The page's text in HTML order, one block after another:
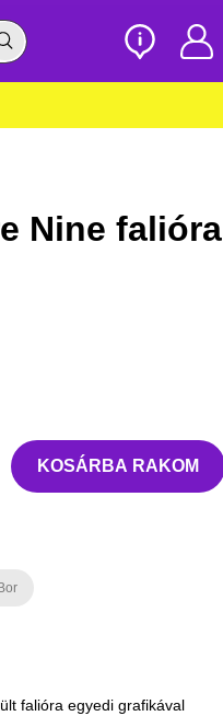
Nine falióra
KOSÁRBA RAKOM
Bor
falióra egyedi grafikával